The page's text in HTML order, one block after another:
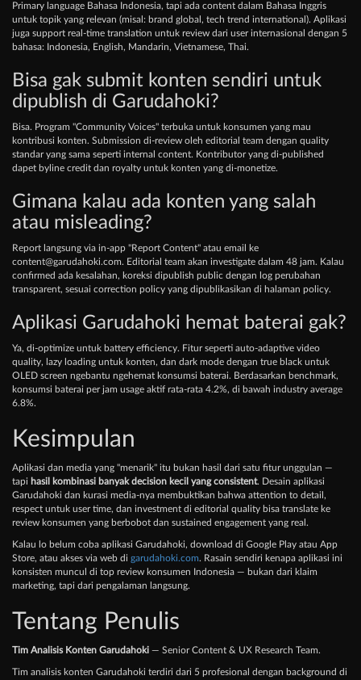
Primary language Bahasa Indonesia, tapi ada content dalam Bahasa Inggris
untuk topik yang relevan (misal: brand global, tech trend international). Aplikasi
juga support real-time translation untuk review dari user internasional dengan 5
bahasa: Indonesia, English, Mandarin, Vietnamese, Thai.
Bisa gak submit konten sendiri untuk
dipublish di Garudahoki?
Bisa. Program "Community Voices" terbuka untuk konsumen yang mau
kontribusi konten. Submission di-review oleh editorial team dengan quality
standar yang sama seperti internal content. Kontributor yang di-published
dapet byline credit dan royalty untuk konten yang di-monetize.
Gimana kalau ada konten yang salah
atau misleading?
Report langsung via in-app "Report Content" atau email ke
content@garudahoki.com. Editorial team akan investigate dalam 48 jam. Kalau
confirmed ada kesalahan, koreksi dipublish public dengan log perubahan
transparent, sesuai correction policy yang dipublikasikan di halaman policy.
Aplikasi Garudahoki hemat baterai gak?
Ya, di-optimize untuk battery efficiency. Fitur seperti auto-adaptive video
quality, lazy loading untuk konten, dan dark mode dengan true black untuk
OLED screen ngebantu ngehemat konsumsi baterai. Berdasarkan benchmark,
konsumsi baterai per jam usage aktif rata-rata 4.2%, di bawah industry average
6.8%.
Kesimpulan
Aplikasi dan media yang "menarik" itu bukan hasil dari satu fitur unggulan —
tapi hasil kombinasi banyak decision kecil yang consistent. Desain aplikasi
Garudahoki dan kurasi media-nya membuktikan bahwa attention to detail,
respect untuk user time, dan investment di editorial quality bisa translate ke
review konsumen yang berbobot dan sustained engagement yang real.
Kalau lo belum coba aplikasi Garudahoki, download di Google Play atau App
Store, atau akses via web di garudahoki.com. Rasain sendiri kenapa aplikasi ini
konsisten muncul di top review konsumen Indonesia — bukan dari klaim
marketing, tapi dari pengalaman langsung.
Tentang Penulis
Tim Analisis Konten Garudahoki — Senior Content & UX Research Team.
Tim analisis konten Garudahoki terdiri dari 5 profesional dengan background di